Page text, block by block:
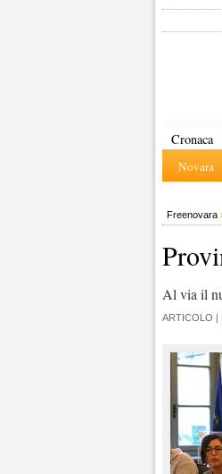
Cronaca
Novara
Freenovara
Al via il
ARTICOLO |